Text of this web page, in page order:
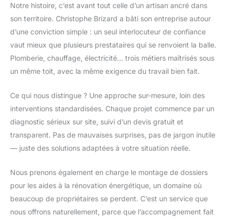
Notre histoire, c’est avant tout celle d’un artisan ancré dans
son territoire. Christophe Brizard a bâti son entreprise autour
d’une conviction simple : un seul interlocuteur de confiance
vaut mieux que plusieurs prestataires qui se renvoient la balle.
Plomberie, chauffage, électricité… trois métiers maîtrisés sous
un même toit, avec la même exigence du travail bien fait.
Ce qui nous distingue ? Une approche sur-mesure, loin des
interventions standardisées. Chaque projet commence par un
diagnostic sérieux sur site, suivi d’un devis gratuit et
transparent. Pas de mauvaises surprises, pas de jargon inutile
— juste des solutions adaptées à votre situation réelle.
Nous prenons également en charge le montage de dossiers
pour les aides à la rénovation énergétique, un domaine où
beaucoup de propriétaires se perdent. C’est un service que
nous offrons naturellement, parce que l’accompagnement fait